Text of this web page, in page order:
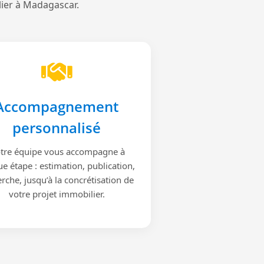
à Madagascar.
personnalisé
équipe vous accompagne à
étape : estimation, publication,
jusqu’à la concrétisation de
votre projet immobilier.